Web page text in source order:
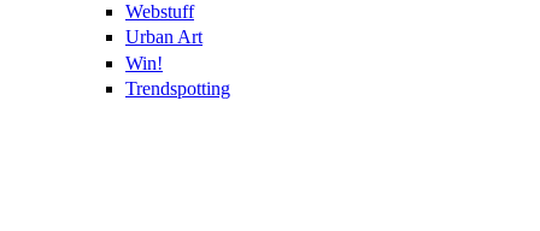
Webstuff
Urban Art
Win!
Trendspotting